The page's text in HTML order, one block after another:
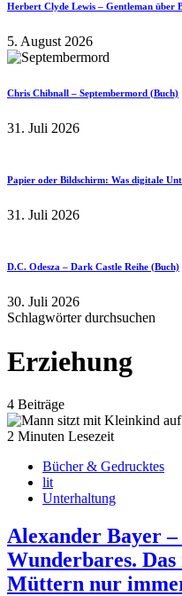
Herbert Clyde Lewis – Gentleman über
5. August 2026
Chris Chibnall – Septembermord (Buch)
31. Juli 2026
Papier oder Bildschirm: Was digitale
31. Juli 2026
D.C. Odesza – Dark Castle Reihe (Buch)
30. Juli 2026
Schlagwörter durchsuchen
Erziehung
4 Beiträge
2 Minuten Lesezeit
Bücher & Gedrucktes
lit
Unterhaltung
Alexander Bayer
Wunderbares. Das
Müttern nur